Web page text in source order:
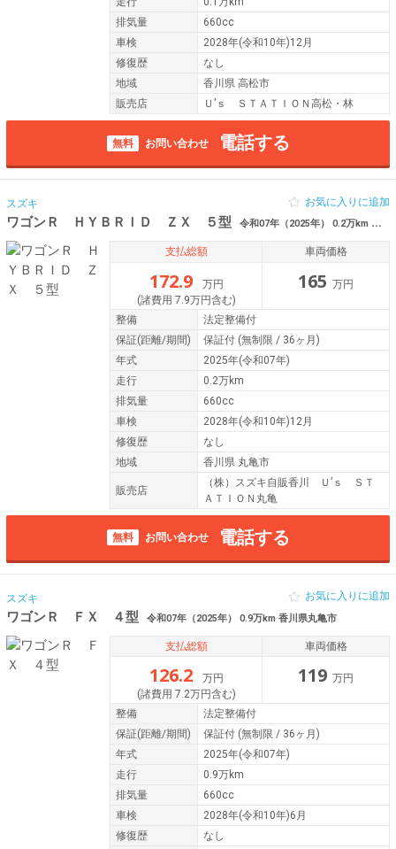
排気量
660cc
車検
2028年(令和10年)12月
修復歴
なし
地域
香川県 高松市
販売店
Ｕ’ｓ ＳＴＡＴＩＯＮ高松・林
無料 お問い合わせ 電話する
スズキ
ワゴンＲ ＨＹＢＲＩＤ ＺＸ ５型 令和07年（2025年） 0.2万km 香川県丸亀市
お気に入りに追加
支払総額
172.9
万円
(諸費用 7.9万円含む)
車両価格
165 万円
整備
法定整備付
保証(距離/期間) 保証付 (無制限 / 36ヶ月)
年式
2025年(令和07年)
走行
0.2万km
排気量
660cc
車検
2028年(令和10年)12月
修復歴
なし
地域
香川県 丸亀市
販売店
（株）スズキ自販香川 Ｕ’ｓ ＳＴ
ＡＴＩＯＮ丸亀
無料 お問い合わせ 電話する
スズキ
ワゴンＲ ＦＸ ４型 令和07年（2025年） 0.9万km 香川県丸亀市
お気に入りに追加
支払総額
126.2
万円
(諸費用 7.2万円含む)
車両価格
119 万円
整備
法定整備付
保証(距離/期間) 保証付 (無制限 / 36ヶ月)
年式
2025年(令和07年)
走行
0.9万km
排気量
660cc
車検
2028年(令和10年)6月
修復歴
なし